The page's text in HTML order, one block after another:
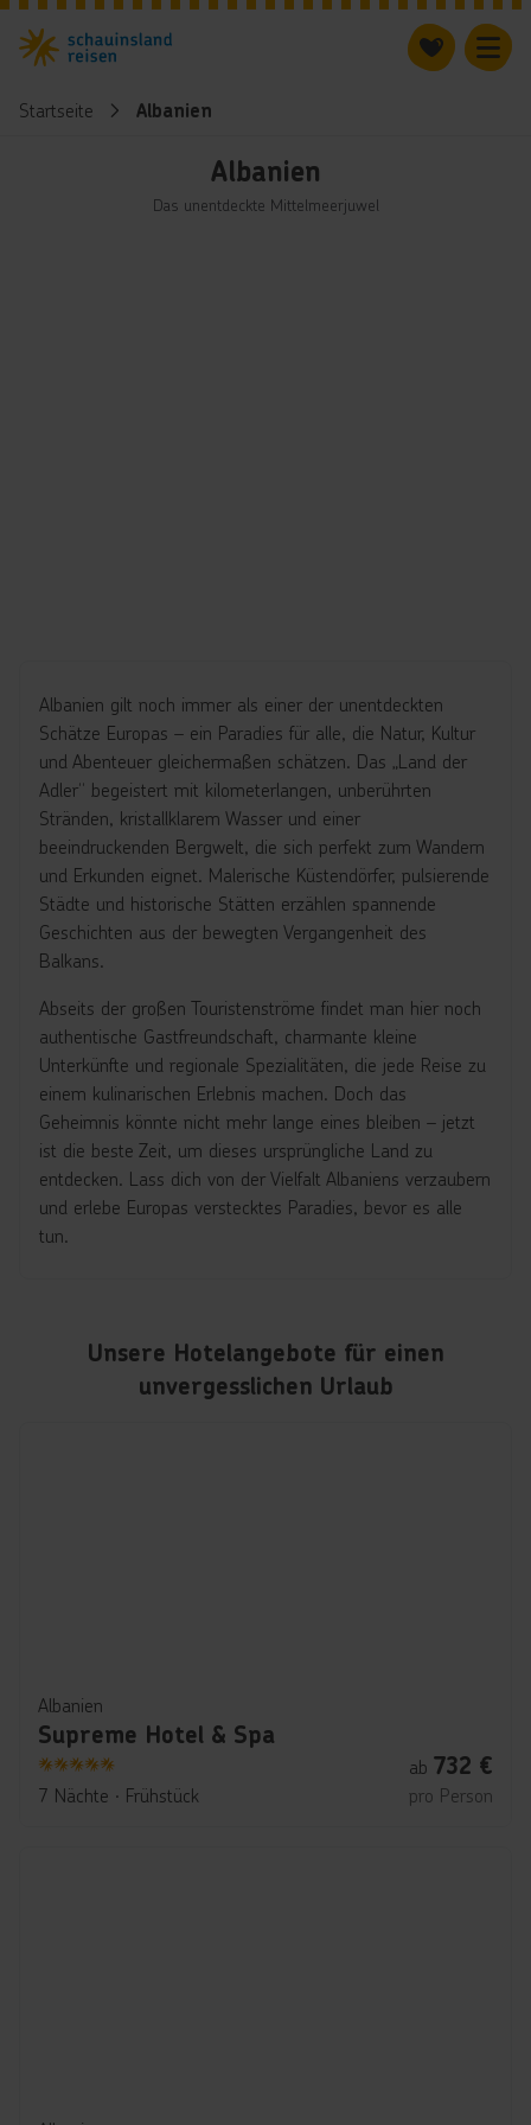
Startseite Albanien
Albanien
Das unentdeckte Mittelmeerjuwel
Albanien gilt noch immer als einer der unentdeckten
Schätze Europas – ein Paradies für alle, die Natur, Kultur
und Abenteuer gleichermaßen schätzen. Das „Land der
Adler“ begeistert mit kilometerlangen, unberührten
Stränden, kristallklarem Wasser und einer
beeindruckenden Bergwelt, die sich perfekt zum Wandern
und Erkunden eignet. Malerische Küstendörfer, pulsierende
Städte und historische Stätten erzählen spannende
Geschichten aus der bewegten Vergangenheit des
Balkans.
Abseits der großen Touristenströme findet man hier noch
authentische Gastfreundschaft, charmante kleine
Unterkünfte und regionale Spezialitäten, die jede Reise zu
einem kulinarischen Erlebnis machen. Doch das
Geheimnis könnte nicht mehr lange eines bleiben – jetzt
ist die beste Zeit, um dieses ursprüngliche Land zu
entdecken. Lass dich von der Vielfalt Albaniens verzaubern
und erlebe Europas verstecktes Paradies, bevor es alle
tun.
Unsere Hotelangebote für einen
unvergesslichen Urlaub
Albanien
Supreme Hotel & Spa
5
7 Nächte ∙ Frühstück
ab 732 €
pro Person